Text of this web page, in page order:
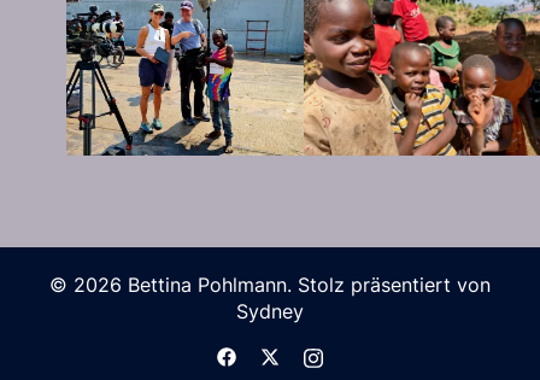
© 2026 Bettina Pohlmann. Stolz präsentiert von
Sydney